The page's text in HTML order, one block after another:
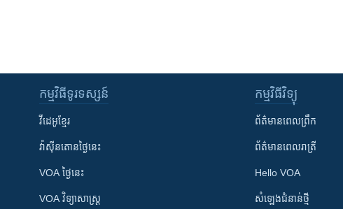
កម្មវិធី​ទូរទស្សន៍
វីដេអូ​ខ្មែរ
វ៉ាស៊ីនតោន​ថ្ងៃ​នេះ
VOA ថ្ងៃនេះ
VOA ​វិទ្យាសាស្ត្រ
កម្មវិធី​វិទ្យុ
ព័ត៌មាន​ពេល​ព្រឹក
ព័ត៌មាន​​ពេល​រាត្រី
Hello VOA
សំឡេង​ជំនាន់​ថ្មី